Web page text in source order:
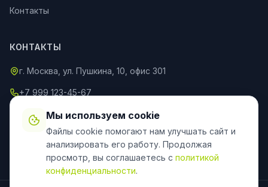
Контакты
КОНТАКТЫ
г. Москва, ул. Пушкина, 10, офис 301
+7 999 123-45-67
info@an-partner.ru
Пн–Пт: 9:00–20:00, Сб–Вс: 10:00–18:00
Мы используем cookie
Файлы cookie помогают нам улучшать сайт и
анализировать его работу. Продолжая
просмотр, вы соглашаетесь с политикой
конфиденциальности.